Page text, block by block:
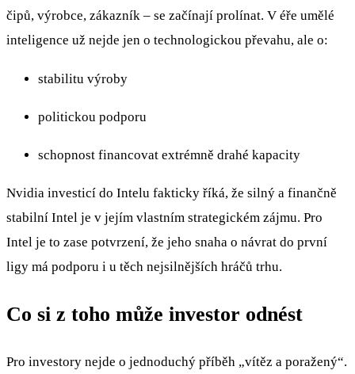
čipů, výrobce, zákazník – se začínají prolínat. V éře umělé
inteligence už nejde jen o technologickou převahu, ale o:
stabilitu výroby
politickou podporu
schopnost financovat extrémně drahé kapacity
Nvidia investicí do Intelu fakticky říká, že silný a finančně
stabilní Intel je v jejím vlastním strategickém zájmu. Pro
Intel je to zase potvrzení, že jeho snaha o návrat do první
ligy má podporu i u těch nejsilnějších hráčů trhu.
Co si z toho může investor odnést
Pro investory nejde o jednoduchý příběh „vítěz a poražený“.